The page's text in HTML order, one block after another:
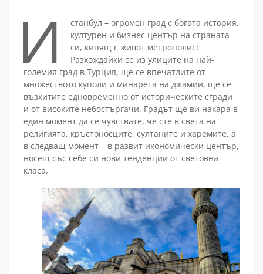
И
станбул – огромен град с богата история,
културен и бизнес център на страната
си, кипящ с живот метрополис!
Разхождайки се из улиците на най-
големия град в Турция, ще се впечатлите от
множеството куполи и минарета на джамии, ще се
възхитите едновременно от историческите сгради
и от високите небостъргачи. Градът ще ви накара в
един момент да се чувствате, че сте в света на
религията, кръстоносците, султаните и харемите, а
в следващ момент – в развит икономически център,
носещ със себе си нови тенденции от световна
класа.